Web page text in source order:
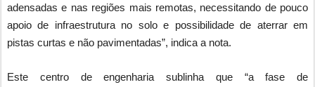
adensadas e nas regiões mais remotas, necessitando de pouco
apoio de infraestrutura no solo e possibilidade de aterrar em
pistas curtas e não pavimentadas”, indica a nota.
Este centro de engenharia sublinha que “a fase de